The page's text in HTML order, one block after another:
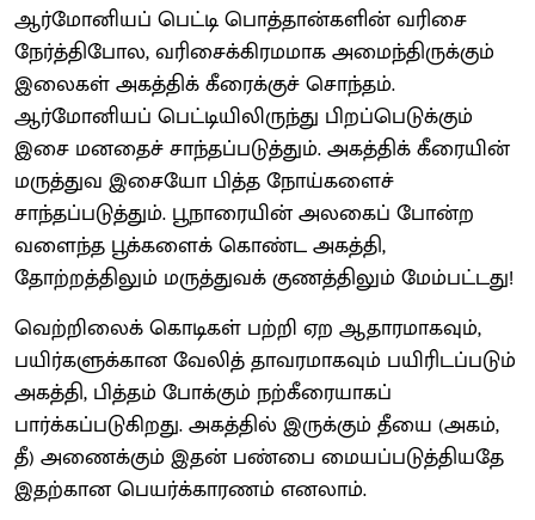
ஆர்மோனியப் பெட்டி பொத்தான்களின் வரிசை
நேர்த்திபோல, வரிசைக்கிரமமாக அமைந்திருக்கும்
இலைகள் அகத்திக் கீரைக்குச் சொந்தம்.
ஆர்மோனியப் பெட்டியிலிருந்து பிறப்பெடுக்கும்
இசை மனதைச் சாந்தப்படுத்தும். அகத்திக் கீரையின்
மருத்துவ இசையோ பித்த நோய்களைச்
சாந்தப்படுத்தும். பூநாரையின் அலகைப் போன்ற
வளைந்த பூக்களைக் கொண்ட அகத்தி,
தோற்றத்திலும் மருத்துவக் குணத்திலும் மேம்பட்டது!
வெற்றிலைக் கொடிகள் பற்றி ஏற ஆதாரமாகவும்,
பயிர்களுக்கான வேலித் தாவரமாகவும் பயிரிடப்படும்
அகத்தி, பித்தம் போக்கும் நற்கீரையாகப்
பார்க்கப்படுகிறது. அகத்தில் இருக்கும் தீயை (அகம்,
தீ) அணைக்கும் இதன் பண்பை மையப்படுத்தியதே
இதற்கான பெயர்க்காரணம் எனலாம்.